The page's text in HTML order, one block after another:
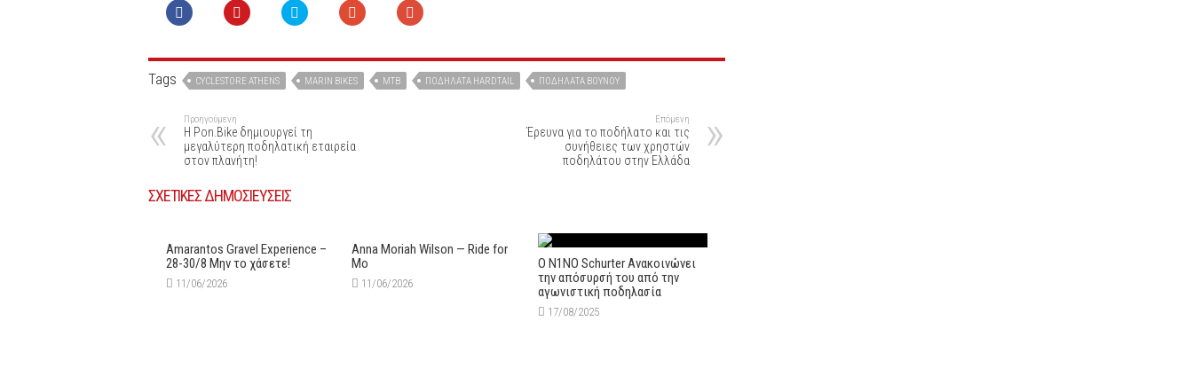
Tags CYCLESTORE ATHENS MARIN BIKES MTB ΠΟΔΗΛΑΤΑ HARDTAIL ΠΟΔΉΛΑΤΑ ΒΟΥΝΟΎ
Προηγούμενη
H Pon.Bike δημιουργεί τη
μεγαλύτερη ποδηλατική εταιρεία
στον πλανήτη!
Επόμενη
Έρευνα για το ποδήλατο και τις
συνήθειες των χρηστών
ποδηλάτου στην Ελλάδα
ΣΧΕΤΙΚΕΣ ΔΗΜΟΣΙΕΥΣΕΙΣ
Amarantos Gravel Experience –
28-30/8 Μην το χάσετε!
11/06/2026
Anna Moriah Wilson — Ride for
Mo
11/06/2026
Ο N1NO Schurter Ανακοινώνει
την απόσυρσή του από την
αγωνιστική ποδηλασία
17/08/2025